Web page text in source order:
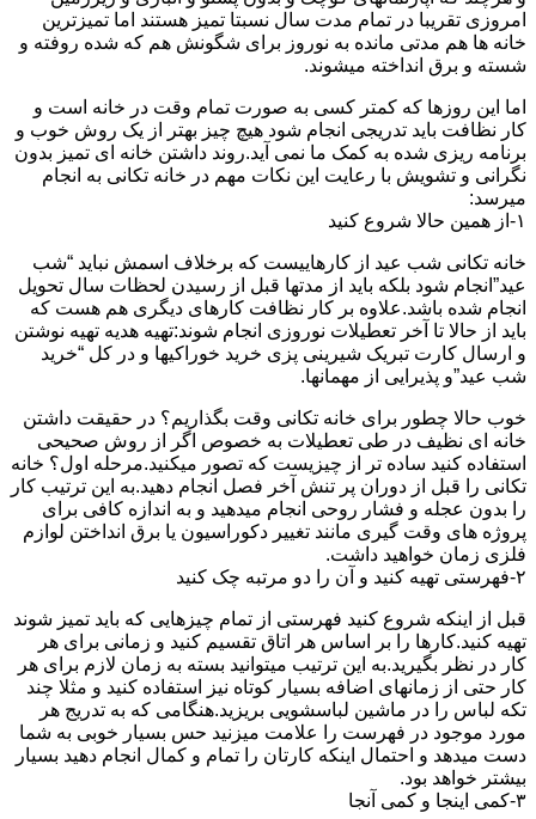
امروزی تقریبا در تمام مدت سال نسبتا تمیز هستند اما تمیزترین
خانه ها هم مدتی مانده به نوروز برای شگونش هم که شده روفته و
شسته و برق انداخته میشوند.
اما این روزها که کمتر کسی به صورت تمام وقت در خانه است و
کار نظافت باید تدریجی انجام شود هیچ چیز بهتر از یک روش خوب و
برنامه ریزی شده به کمک ما نمی آید.روند داشتن خانه ای تمیز بدون
نگرانی و تشویش با رعایت این نکات مهم در خانه تکانی به انجام
میرسد:
۱-از همین حالا شروع کنید
خانه تکانی شب عید از کارهاییست که برخلاف اسمش نباید “شب
عید”انجام شود بلکه باید از مدتها قبل از رسیدن لحظات سال تحویل
انجام شده باشد.علاوه بر کار نظافت کارهای دیگری هم هست که
باید از حالا تا آخر تعطیلات نوروزی انجام شوند:تهیه هدیه تهیه نوشتن
و ارسال کارت تبریک شیرینی پزی خرید خوراکیها و در کل “خرید
شب عید”و پذیرایی از مهمانها.
خوب حالا چطور برای خانه تکانی وقت بگذاریم؟ در حقیقت داشتن
خانه ای نظیف در طی تعطیلات به خصوص اگر از روش صحیحی
استفاده کنید ساده تر از چیزیست که تصور میکنید.مرحله اول؟ خانه
تکانی را قبل از دوران پر تنش آخر فصل انجام دهید.به این ترتیب کار
را بدون عجله و فشار روحی انجام میدهید و به اندازه کافی برای
پروژه های وقت گیری مانند تغییر دکوراسیون یا برق انداختن لوازم
فلزی زمان خواهید داشت.
۲-فهرستی تهیه کنید و آن را دو مرتبه چک کنید
قبل از اینکه شروع کنید فهرستی از تمام چیزهایی که باید تمیز شوند
تهیه کنید.کارها را بر اساس هر اتاق تقسیم کنید و زمانی برای هر
کار در نظر بگیرید.به این ترتیب میتوانید بسته به زمان لازم برای هر
کار حتی از زمانهای اضافه بسیار کوتاه نیز استفاده کنید و مثلا چند
تکه لباس را در ماشین لباسشویی بریزید.هنگامی که به تدریج هر
مورد موجود در فهرست را علامت میزنید حس بسیار خوبی به شما
دست میدهد و احتمال اینکه کارتان را تمام و کمال انجام دهید بسیار
بیشتر خواهد بود.
۳-کمی اینجا و کمی آنجا